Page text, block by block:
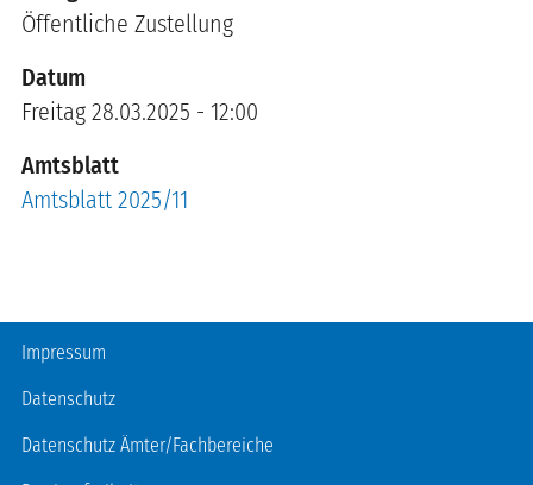
Öffentliche Zustellung
Datum
Freitag 28.03.2025 - 12:00
Amtsblatt
Amtsblatt 2025/11
Fußzeile
Impressum
Datenschutz
Datenschutz Ämter/Fachbereiche